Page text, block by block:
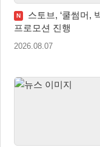
N
스토브, ‘쿨썸머, 빅세일’
프로모션 진행
2026.08.07